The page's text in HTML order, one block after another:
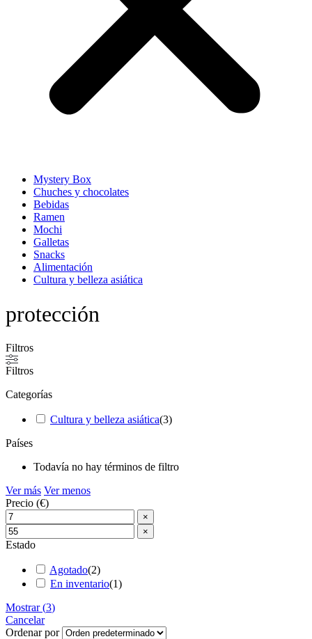
Mystery Box
Chuches y chocolates
Bebidas
Ramen
Mochi
Galletas
Snacks
Alimentación
Cultura y belleza asiática
protección
Filtros
Filtros
Categorías
Cultura y belleza asiática(3)
Países
Todavía no hay términos de filtro
Ver más Ver menos
Precio (€)
×
×
Estado
Agotado(2)
En inventario(1)
Mostrar(3)
Cancelar
Ordenar por